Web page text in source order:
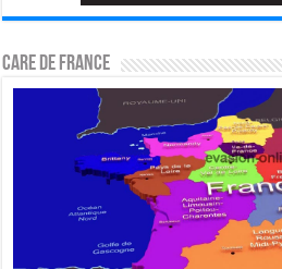
CARE DE FRANCE